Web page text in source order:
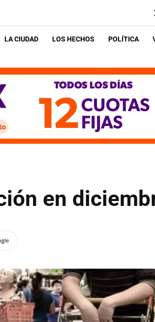
LA CIUDAD LOS HECHOS POLÍTICA
en